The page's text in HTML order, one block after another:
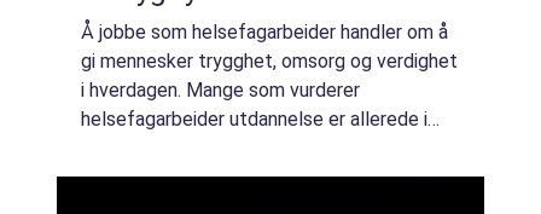
Å jobbe som helsefagarbeider handler om å
gi mennesker trygghet, omsorg og verdighet
i hverdagen. Mange som vurderer
helsefagarbeider utdannelse er allerede i
yrke med stor etterspørsel og klare rammer.